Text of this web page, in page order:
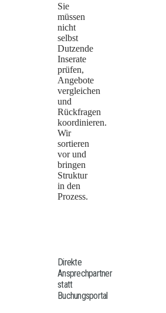
Sie
müssen
nicht
selbst
Dutzende
Inserate
prüfen,
Angebote
vergleichen
und
Rückfragen
koordinieren.
Wir
sortieren
vor und
bringen
Struktur
in den
Prozess.
Direkte
Ansprechpartner
statt
Buchungsportal